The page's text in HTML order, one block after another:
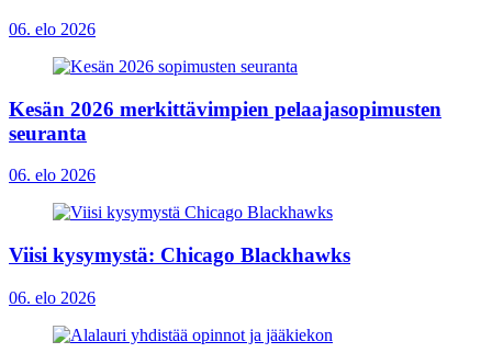
06. elo 2026
Kesän 2026 merkittävimpien pelaajasopimusten
seuranta
06. elo 2026
Viisi kysymystä: Chicago Blackhawks
06. elo 2026